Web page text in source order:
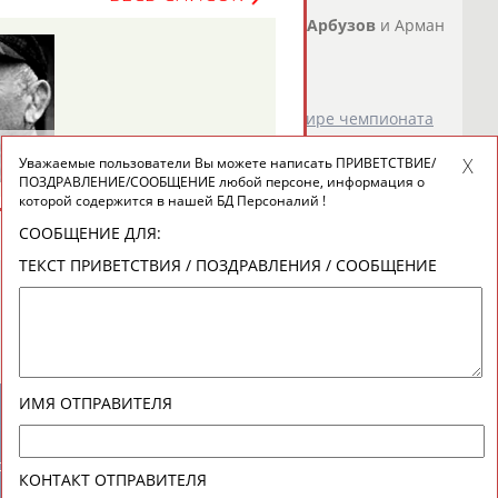
Арбузов и Арман
Европы...
СТАДИОН
пять наград на индивидуальном турнире чемпионата
Чемпионами мира стали Тимур Арбузов
Каниковский...
СТАДИОН )
рассылке: 996
Уважаемые пользователи Вы можете написать ПРИВЕТСТВИЕ/
ПОЗДРАВЛЕНИЕ/СООБЩЕНИЕ любой персоне, информация о
которой содержится в нашей БД Персоналий !
СООБЩЕНИЕ ДЛЯ:
ТЕКСТ ПРИВЕТСТВИЯ / ПОЗДРАВЛЕНИЯ / СООБЩЕНИЕ
ИМЯ ОТПРАВИТЕЛЯ
КОНТАКТ ОТПРАВИТЕЛЯ